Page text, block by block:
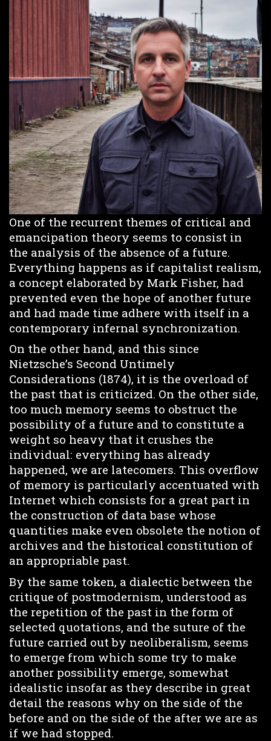
One of the recurrent themes of critical and
emancipation theory seems to consist in
the analysis of the absence of a future.
Everything happens as if capitalist realism,
a concept elaborated by Mark Fisher, had
prevented even the hope of another future
and had made time adhere with itself in a
contemporary infernal synchronization.
On the other hand, and this since
Nietzsche’s Second Untimely
Considerations (1874), it is the overload of
the past that is criticized. On the other side,
too much memory seems to obstruct the
possibility of a future and to constitute a
weight so heavy that it crushes the
individual: everything has already
happened, we are latecomers. This overflow
of memory is particularly accentuated with
Internet which consists for a great part in
the construction of data base whose
quantities make even obsolete the notion of
archives and the historical constitution of
an appropriable past.
By the same token, a dialectic between the
critique of postmodernism, understood as
the repetition of the past in the form of
selected quotations, and the suture of the
future carried out by neoliberalism, seems
to emerge from which some try to make
another possibility emerge, somewhat
idealistic insofar as they describe in great
detail the reasons why on the side of the
before and on the side of the after we are as
if we had stopped.